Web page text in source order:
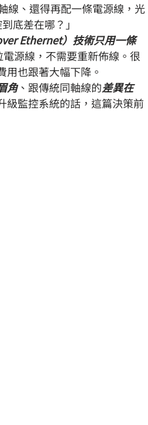
線、還得再配一條電源線，光
底差在哪？」
Ethernet）技術只用一條
源線，不需要重新佈線。很
用也跟著大幅下降。
角、跟傳統同軸線的差異在
級監控系統的話，這篇決策前